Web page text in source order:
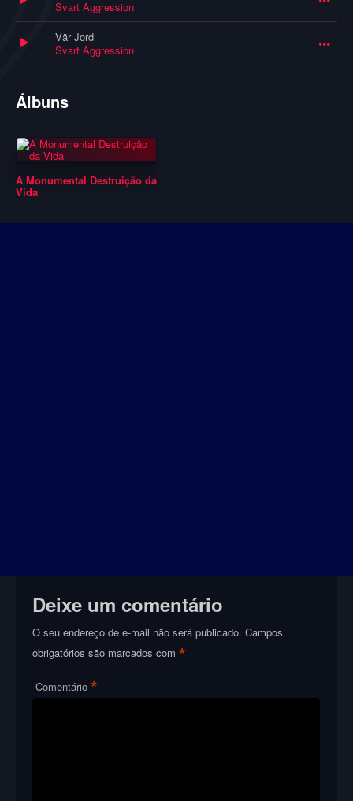
Svart Aggression
Vär Jord
Svart Aggression
Álbuns
A Monumental Destruição da
Vida
Deixe um comentário
O seu endereço de e-mail não será publicado. Campos
obrigatórios são marcados com*
Comentário *